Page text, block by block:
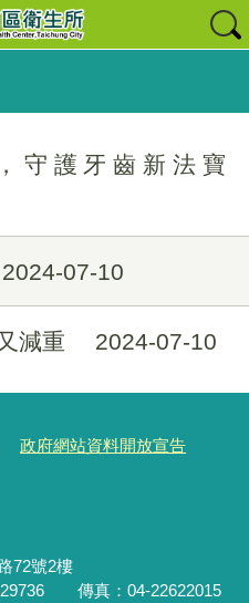
守護牙齒新法寶
2024-07-10
減重 2024-07-10
政府網站資料開放宣告
72號2樓
傳真：04-22622015